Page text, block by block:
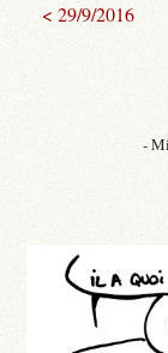
< 29/9/2016
-